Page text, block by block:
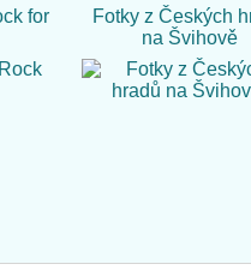
for
Fotky z Českých
na Švihově